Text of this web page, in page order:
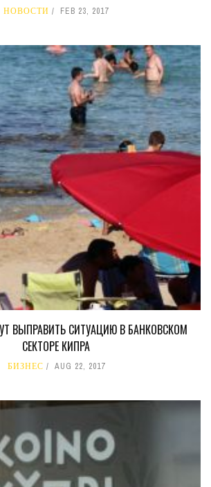
НОВОСТИ FEB 23, 2017
ВЫПРАВИТЬ СИТУАЦИЮ В БАНКОВСКОМ
СЕКТОРЕ КИПРА
БИЗНЕС AUG 22, 2017